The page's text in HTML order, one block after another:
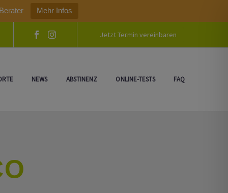
Mehr Infos
Jetzt Termin vereinbaren
NEWS ABSTINENZ ONLINE-TESTS FAQ